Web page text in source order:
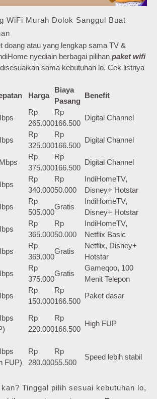
WiFi Murah Dolok Sanggul Buat
doang atau yang lengkap sama TV &
nyediain berbagai pilihan paket wifi
sama kebutuhan lo. Cek listnya
Harga
Biaya
Pasang
Benefit
Rp
265.000
Rp
166.500
Digital Channel
Rp
325.000
Rp
166.500
Digital Channel
Rp
375.000
Rp
166.500
Digital Channel
Rp
340.000
Rp
50.000
IndiHomeTV,
Disney+ Hotstar
Rp
505.000
Gratis
IndiHomeTV,
Disney+ Hotstar
Rp
365.000
Rp
50.000
IndiHomeTV,
Netflix Basic
Rp
369.000
Gratis
Netflix, Disney+
Hotstar
Rp
375.000
Gratis
Gameqoo, 100
Menit Telepon
Rp
150.000
Rp
166.500
Paket dasar
Rp
220.000
Rp
166.500
High FUP
FUP)
Rp
280.000
Rp
55.500
Speed lebih stabil
Tinggal pilih sesuai kebutuhan lo,